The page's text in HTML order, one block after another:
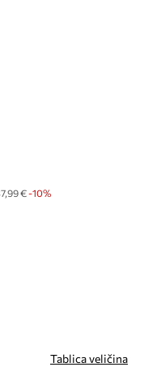
€ -10%
Tablica veličina